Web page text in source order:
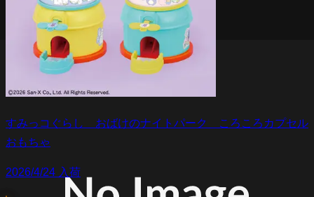
すみっコぐらし おばけのナイトパーク ころころカプセル
おもちゃ
2026/4/24 入荷